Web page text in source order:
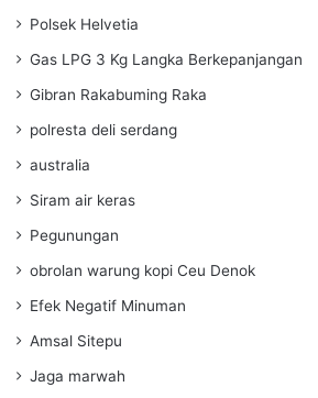
Polsek Helvetia
Gas LPG 3 Kg Langka Berkepanjangan
Gibran Rakabuming Raka
polresta deli serdang
australia
Siram air keras
Pegunungan
obrolan warung kopi Ceu Denok
Efek Negatif Minuman
Amsal Sitepu
Jaga marwah